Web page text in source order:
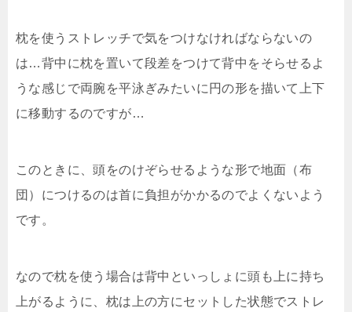
枕を使うストレッチで気をつけなければならないの
は…背中に枕を置いて段差をつけて背中をそらせるよ
うな感じで両腕を平泳ぎみたいに円の形を描いて上下
に移動するのですが…
このときに、頭をのけぞらせるような形で地面（布
団）につけるのは首に負担がかかるのでよくないよう
です。
なので枕を使う場合は背中といっしょに頭も上に持ち
上がるように、枕は上の方にセットした状態でストレ